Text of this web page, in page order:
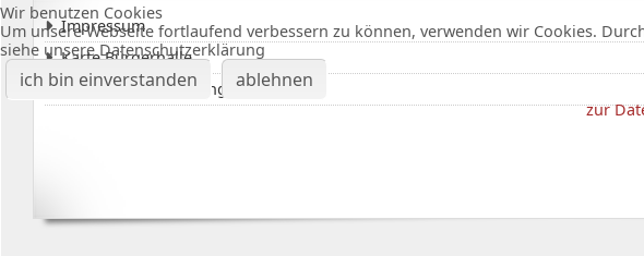
Impressum
Karte Bürgerhalle
Datenschutzerklärung
Wir benutzen Cookies
Um unsere Webseite fortlaufend verbessern zu können, verwenden wir Cookies.
siehe unsere Datenschutzerklärung
ich bin einverstanden ablehnen
zur